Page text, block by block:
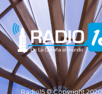
Radio15 © Copyright 2020